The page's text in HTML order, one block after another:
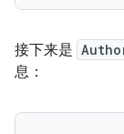
接下来是
息：